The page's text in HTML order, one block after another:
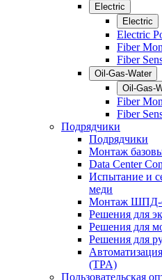
Electric
Electric
Electric
Fiber
Fiber
Oil-Gas-Water
Oil-Gas-
Fiber
Fiber
Подрядчики
Подрядчики
Монтаж
Data Center
Испытание и
меди
Монтаж ШПД-
Решения для
Решения для
Решения для
(TPA)
Пользовательская